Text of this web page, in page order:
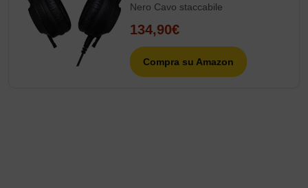
Nero Cavo staccabile
134,90€
Compra su Amazon